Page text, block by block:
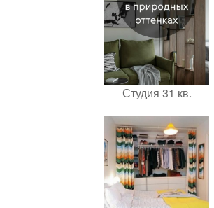
Студия 31 кв.